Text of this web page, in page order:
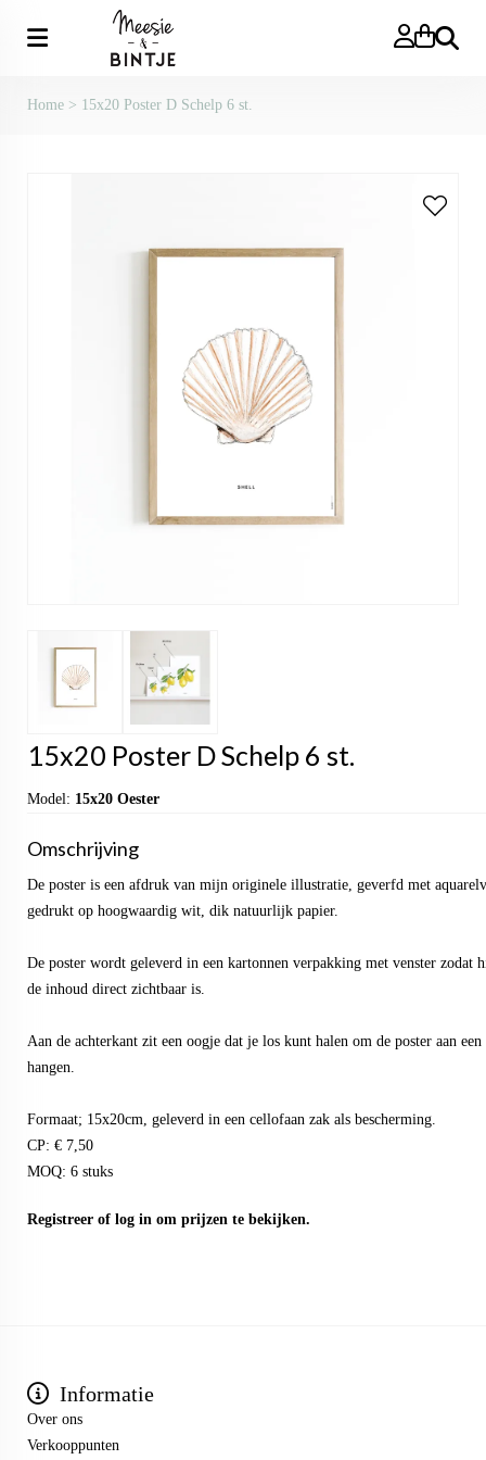
Zoeken
Home > 15x20 Poster D Schelp 6 st.
15x20 Poster D Schelp 6 st.
Model: 15x20 Oester
Omschrijving
De poster is een afdruk van mijn originele illustratie, geverfd met
gedrukt op hoogwaardig wit, dik natuurlijk papier.
De poster wordt geleverd in een kartonnen verpakking met venster
de inhoud direct zichtbaar is.
Aan de achterkant zit een oogje dat je los kunt halen om de poster aan
hangen.
Formaat; 15x20cm, geleverd in een cellofaan zak als bescherming.
CP: € 7,50
MOQ: 6 stuks
Registreer of log in om prijzen te bekijken.
Informatie
Over ons
Verkooppunten